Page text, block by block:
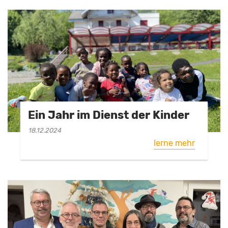
Ein Jahr im Dienst der Kinder
18.12.2024
lerne mehr